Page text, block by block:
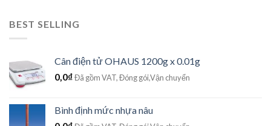
BEST SELLING
Cân điện tử OHAUS 1200g x 0.01g
0,0₫Đã gồm VAT, Đóng gói,Vận chuyển
Bình định mức nhựa nâu